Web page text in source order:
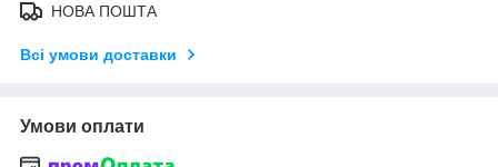
НОВА ПОШТА
Всі умови доставки
Умови оплати